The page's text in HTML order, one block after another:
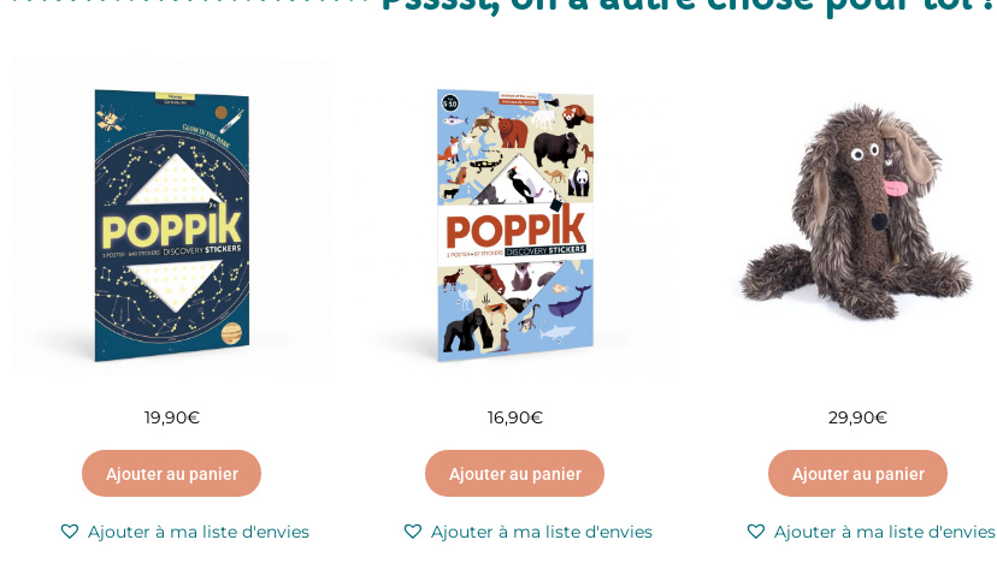
19,90€
Ajouter au panier
Ajouter à ma liste d'envies
16,90€
Ajouter au panier
Ajouter à ma liste d'envies
29,90€
Ajouter au panier
Ajouter à ma liste d'envies